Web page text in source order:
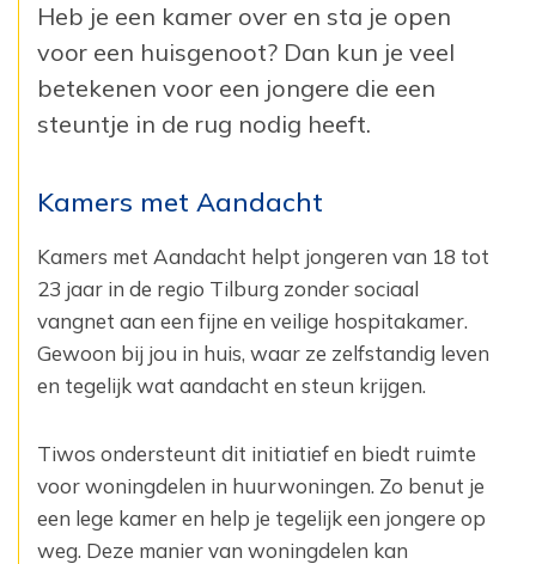
Heb je een kamer over en sta je open
voor een huisgenoot? Dan kun je veel
betekenen voor een jongere die een
steuntje in de rug nodig heeft.
Kamers met Aandacht
Kamers met Aandacht helpt jongeren van 18 tot
23 jaar in de regio Tilburg zonder sociaal
vangnet aan een fijne en veilige hospitakamer.
Gewoon bij jou in huis, waar ze zelfstandig leven
en tegelijk wat aandacht en steun krijgen.
Tiwos ondersteunt dit initiatief en biedt ruimte
voor woningdelen in huurwoningen. Zo benut je
een lege kamer en help je tegelijk een jongere op
weg. Deze manier van woningdelen kan